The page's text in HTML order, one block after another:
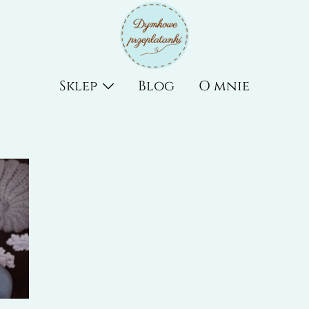
DYMKOWE PRZEPLATANKI
Rękodzieło tworzone z
Sklep Blog O mnie